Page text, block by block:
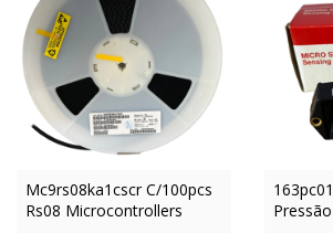
Mc9rs08ka1cscr C/100pcs
Rs08 Microcontrollers